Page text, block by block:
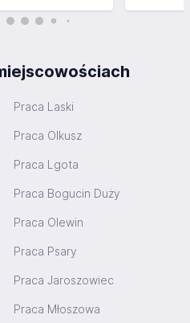
Praca Laski
Praca Olkusz
Praca Lgota
Praca Bogucin Duży
Praca Olewin
Praca Psary
Praca Jaroszowiec
Praca Młoszowa